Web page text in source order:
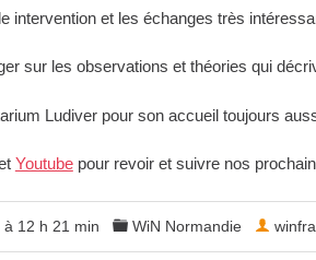
intervention et les échanges très
sur les observations et théories qui
Ludiver pour son accueil toujours
Youtubepour revoir et suivre nos
12 h 21 min WiN Normandie